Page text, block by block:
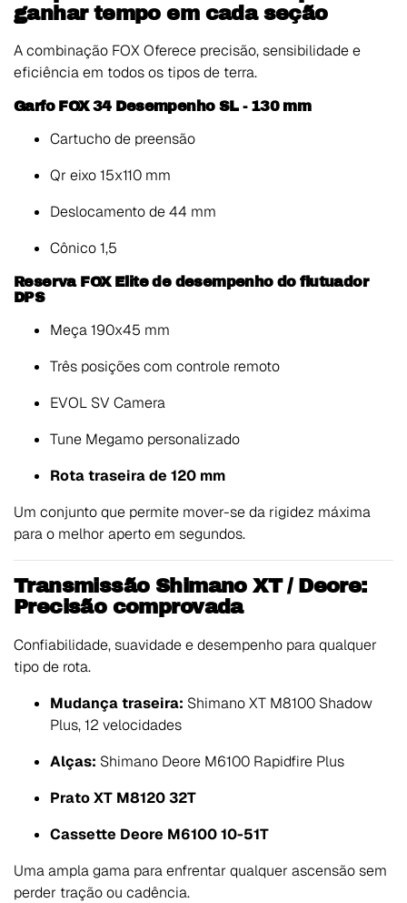
ganhar tempo em cada seção
A combinação FOX Oferece precisão, sensibilidade e
eficiência em todos os tipos de terra.
Garfo FOX 34 Desempenho SL - 130 mm
Cartucho de preensão
Qr eixo 15x110 mm
Deslocamento de 44 mm
Cônico 1,5
Reserva FOX Elite de desempenho do flutuador
DPS
Meça 190x45 mm
Três posições com controle remoto
EVOL SV Camera
Tune Megamo personalizado
Rota traseira de 120 mm
Um conjunto que permite mover-se da rigidez máxima
para o melhor aperto em segundos.
Transmissão Shimano XT / Deore:
Precisão comprovada
Confiabilidade, suavidade e desempenho para qualquer
tipo de rota.
Mudança traseira: Shimano XT M8100 Shadow
Plus, 12 velocidades
Alças: Shimano Deore M6100 Rapidfire Plus
Prato XT M8120 32T
Cassette Deore M6100 10-51T
Uma ampla gama para enfrentar qualquer ascensão sem
perder tração ou cadência.